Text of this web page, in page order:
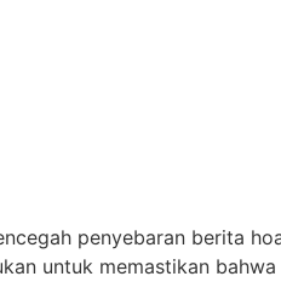
penyebaran berita
untuk memastikan